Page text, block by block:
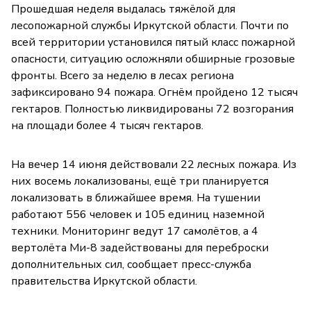
Прошедшая неделя выдалась тяжёлой для
лесопожарной службы Иркутской области. Почти по
всей территории установился пятый класс пожарной
опасности, ситуацию осложняли обширные грозовые
фронты. Всего за неделю в лесах региона
зафиксировано 94 пожара. Огнём пройдено 12 тысяч
гектаров. Полностью ликвидированы 72 возгорания
на площади более 4 тысяч гектаров.
На вечер 14 июня действовали 22 лесных пожара. Из
них восемь локализованы, ещё три планируется
локализовать в ближайшее время. На тушении
работают 556 человек и 105 единиц наземной
техники. Мониторинг ведут 17 самолётов, а 4
вертолёта Ми-8 задействованы для переброски
дополнительных сил, сообщает пресс-служба
правительства Иркутской области.